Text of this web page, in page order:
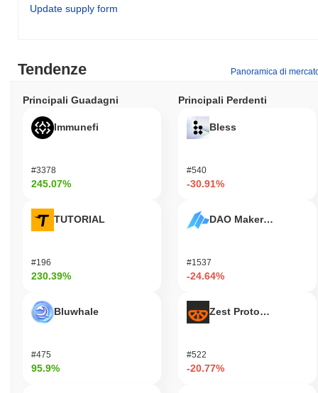
Update supply form
Tendenze Panoramica di
Principali Guadagni
Immunefi
#3378
245.07%
TUTORIAL
#196
230.39%
Bluwhale
#475
95.9%
Principali Perdenti
Bless
#540
-30.91%
DAO Maker Token
#1537
-24.64%
Zest Protocol
#522
-20.77%